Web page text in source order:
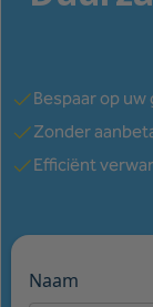
Bespaar op uw
Zonder
Efficiënt
Naam